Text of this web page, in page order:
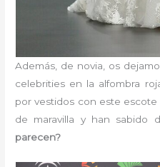
Además, de novia, os
celebrities en la alfombra
por vestidos con este
de maravilla y han sabido
parecen?